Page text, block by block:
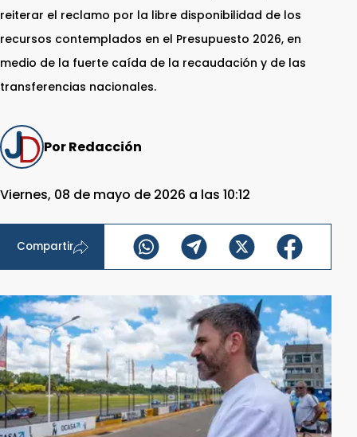
reiterar el reclamo por la libre disponibilidad de los
recursos contemplados en el Presupuesto 2026, en
medio de la fuerte caída de la recaudación y de las
transferencias nacionales.
Por Redacción
Viernes, 08 de mayo de 2026 a las 10:12
Compartir